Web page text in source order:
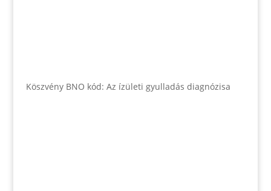
Köszvény BNO kód: Az ízületi gyulladás diagnózisa